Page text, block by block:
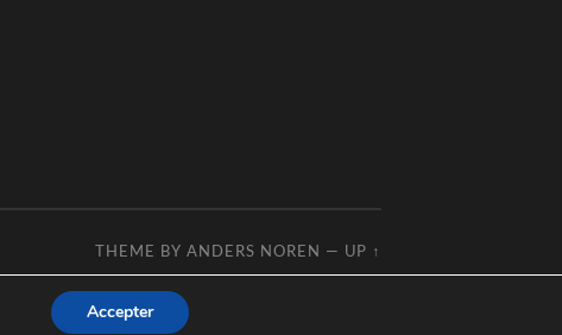
THEME BY ANDERS NOREN — UP ↑
Accepter